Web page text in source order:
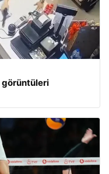
görüntüleri